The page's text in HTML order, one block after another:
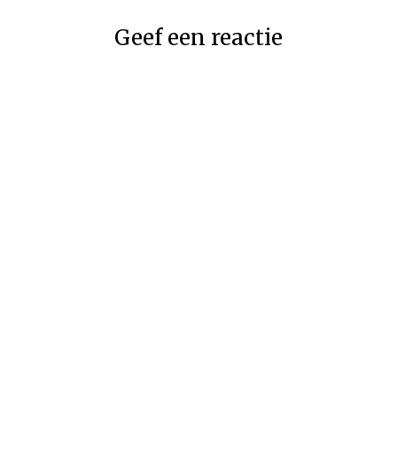
Geef een reactie